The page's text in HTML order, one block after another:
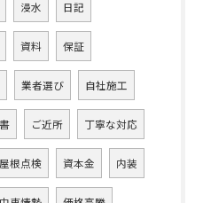
浸水 日記
資料 保証
業者選び 自社施工
ご近所 丁寧な対応
屋根点検 資本金 内装